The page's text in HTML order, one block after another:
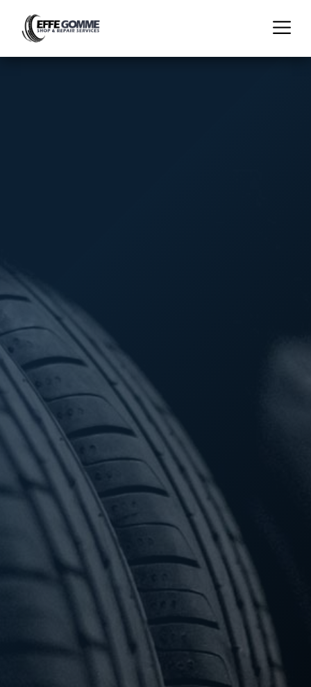
Deposito Pneumatici
è un servizio di stoccaggio a
temperatura e umidità controllata dei vostri pneumatici pensato